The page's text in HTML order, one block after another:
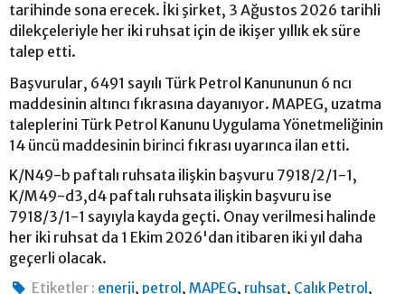
tarihinde sona erecek. İki şirket, 3 Ağustos 2026 tarihli
dilekçeleriyle her iki ruhsat için de ikişer yıllık ek süre
talep etti.
Başvurular, 6491 sayılı Türk Petrol Kanununun 6 ncı
maddesinin altıncı fıkrasına dayanıyor. MAPEG, uzatma
taleplerini Türk Petrol Kanunu Uygulama Yönetmeliğinin
14 üncü maddesinin birinci fıkrası uyarınca ilan etti.
K/N49-b paftalı ruhsata ilişkin başvuru 7918/2/1-1,
K/M49-d3,d4 paftalı ruhsata ilişkin başvuru ise
7918/3/1-1 sayıyla kayda geçti. Onay verilmesi halinde
her iki ruhsat da 1 Ekim 2026'dan itibaren iki yıl daha
geçerli olacak.
Etiketler : enerji, petrol ,MAPEG, ruhsat, Çalık Petrol ,